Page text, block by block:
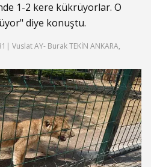
1-2 kere kükrüyorlar. O
diye konuştu.
| Vuslat AY- Burak TEKİN ANKARA,